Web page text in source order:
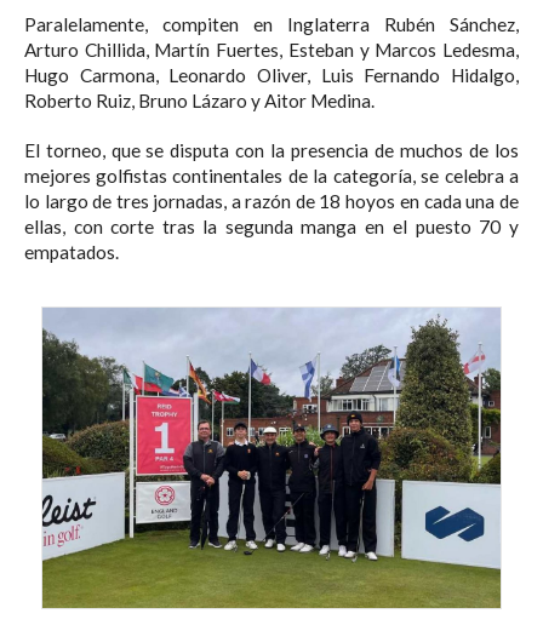
Paralelamente, compiten en Inglaterra Rubén Sánchez,
Arturo Chillida, Martín Fuertes, Esteban y Marcos Ledesma,
Hugo Carmona, Leonardo Oliver, Luis Fernando Hidalgo,
Roberto Ruiz, Bruno Lázaro y Aitor Medina.
El torneo, que se disputa con la presencia de muchos de los
mejores golfistas continentales de la categoría, se celebra a
lo largo de tres jornadas, a razón de 18 hoyos en cada una de
ellas, con corte tras la segunda manga en el puesto 70 y
empatados.